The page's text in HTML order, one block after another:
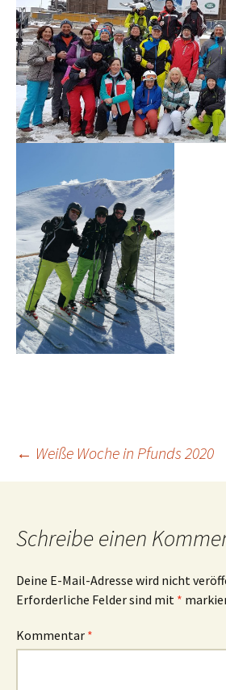
Beitragsnavigation
← Weiße Woche in Pfunds 2020
Schreibe einen
Deine E-Mail-Adresse wird nicht
Erforderliche Felder sind mit *
Kommentar *